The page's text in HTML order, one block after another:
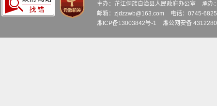
主办：芷江侗族自治县人民政府办公室
承办
邮箱：zjdzzwb@163.com
电话：0745-
湘ICP备13003842号-1
湘公网安备